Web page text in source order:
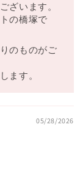
ざいます。
の橋塚で
のものがご
ます。
05/28/2026